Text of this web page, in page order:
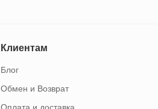
Клиентам
Блог
Обмен и Возврат